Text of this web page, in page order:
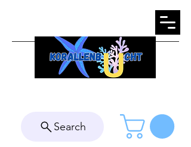
Search